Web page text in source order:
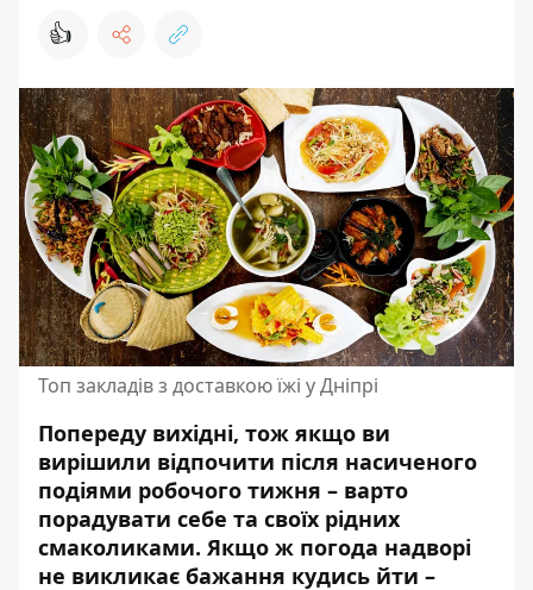
👍
Топ закладів з доставкою їжі у Дніпрі
Попереду вихідні, тож якщо ви
вирішили відпочити після насиченого
подіями робочого тижня – варто
порадувати себе та своїх рідних
смаколиками. Якщо ж погода надворі
не викликає бажання кудись йти –